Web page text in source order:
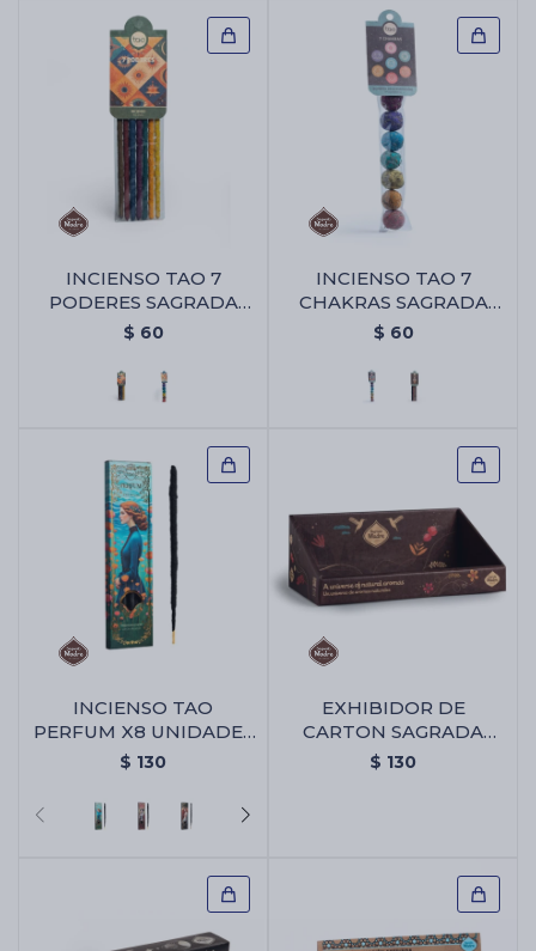
INCIENSO TAO 7
PODERES SAGRADA
MADRE - Varitas 7
$ 60
INCIENSO TAO 7
CHAKRAS SAGRADA
MADRE - Bombita 7
$ 60
INCIENSO TAO
PERFUM X8 UNIDADES
- Limón
$ 130
EXHIBIDOR DE
CARTON SAGRADA
MADRE - Exhibidor De
$ 130